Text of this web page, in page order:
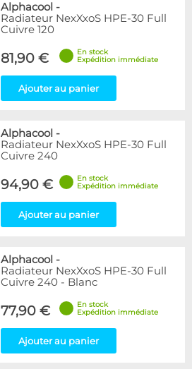
Alphacool -
Radiateur NexXxoS HPE-30 Full
Cuivre 120
81,90 €
En stock
Expédition immédiate
Ajouter au panier
Alphacool -
Radiateur NexXxoS HPE-30 Full
Cuivre 240
94,90 €
En stock
Expédition immédiate
Ajouter au panier
Alphacool -
Radiateur NexXxoS HPE-30 Full
Cuivre 240 - Blanc
77,90 €
En stock
Expédition immédiate
Ajouter au panier